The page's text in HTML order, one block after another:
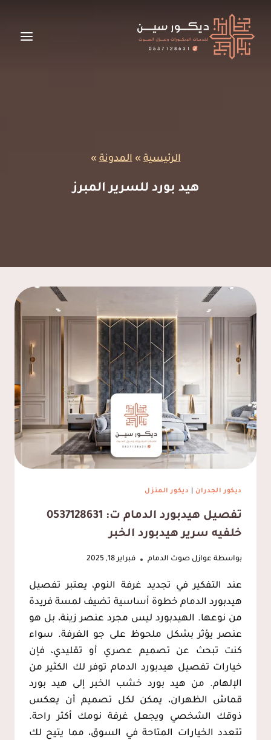
المحتوى
الرئيسية»المدونة»
هيد بورد للسرير المبرز
ديكور الجدران ديكور المنزل
تفصيل هيدبورد الدمام ت: 0537128631
خلفيه سرير هيدبورد الخبر
بواسطة عوازل صوت الدمام فبراير 18, 2025
عند التفكير في تجديد غرفة النوم، يعتبر تفصيل
هيدبورد الدمام خطوة أساسية تضيف لمسة فريدة
من نوعها. الهيدبورد ليس مجرد عنصر زينة، بل هو
عنصر يؤثر بشكل ملحوظ على جو الغرفة. سواء
كنت تبحث عن تصميم عصري أو تقليدي، فإن
خيارات تفصيل هيدبورد الدمام توفر لك الكثير من
الإلهام. من هيد بورد خشب الخبر إلى هيد بورد
قماش الظهران، يمكن لكل تصميم أن يعكس
ذوقك الشخصي ويجعل غرفة نومك أكثر راحة.
تتعدد الخيارات المتاحة في السوق، مما يتيح لك